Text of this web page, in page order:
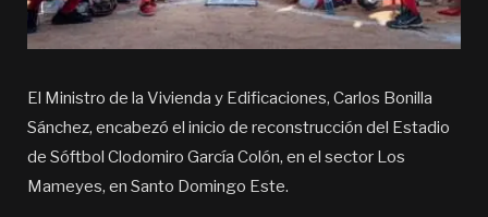
El Ministro de la Vivienda y Edificaciones, Carlos Bonilla
Sánchez, encabezó el inicio de reconstrucción del Estadio
de Sóftbol Clodomiro García Colón, en el sector Los
Mameyes, en Santo Domingo Este.